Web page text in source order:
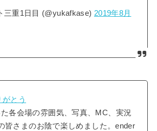
三重1日目 (@yukafkase) 2019年8月
とう
各会場の雰囲気、写真、MC、実況
皆さまのお陰で楽しめました。ender